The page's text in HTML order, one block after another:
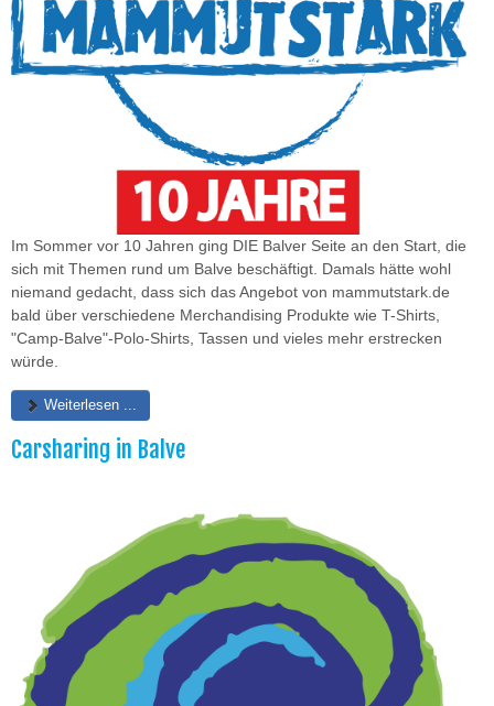
Im Sommer vor 10 Jahren ging DIE Balver Seite an den Start, die
sich mit Themen rund um Balve beschäftigt. Damals hätte wohl
niemand gedacht, dass sich das Angebot von mammutstark.de
bald über verschiedene Merchandising Produkte wie T-Shirts,
"Camp-Balve"-Polo-Shirts, Tassen und vieles mehr erstrecken
würde.
Weiterlesen ...
Carsharing in Balve